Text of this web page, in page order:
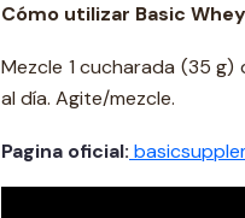
Cómo utilizar Basic
Mezcle 1 cucharada (35
al día. Agite/mezcle.
Pagina oficial: